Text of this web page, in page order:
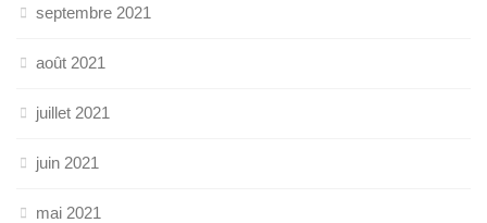
septembre 2021
août 2021
juillet 2021
juin 2021
mai 2021